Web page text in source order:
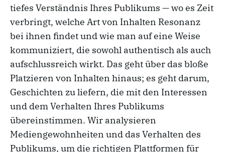
tiefes Verständnis Ihres Publikums — wo es Zeit
verbringt, welche Art von Inhalten Resonanz
bei ihnen findet und wie man auf eine Weise
kommuniziert, die sowohl authentisch als auch
aufschlussreich wirkt. Das geht über das bloße
Platzieren von Inhalten hinaus; es geht darum,
Geschichten zu liefern, die mit den Interessen
und dem Verhalten Ihres Publikums
übereinstimmen. Wir analysieren
Mediengewohnheiten und das Verhalten des
Publikums, um die richtigen Plattformen für